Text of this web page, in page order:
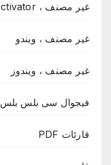
غير مصنف ، Windows Activator
غير مصنف ، ويندو
غير مصنف ، ويندوز
فيجوال سى بلس بلس
قارئات PDF